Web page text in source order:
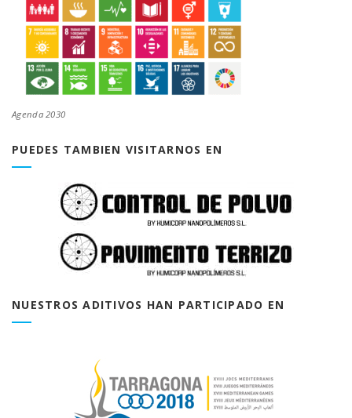
Agenda 2030
PUEDES TAMBIEN VISITARNOS EN
NUESTROS ADITIVOS HAN PARTICIPADO EN